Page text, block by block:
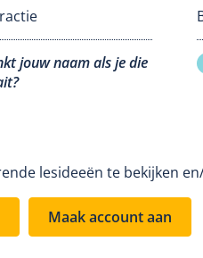
jouw naam als je die
lesideeën te bekijken
Maak account aan